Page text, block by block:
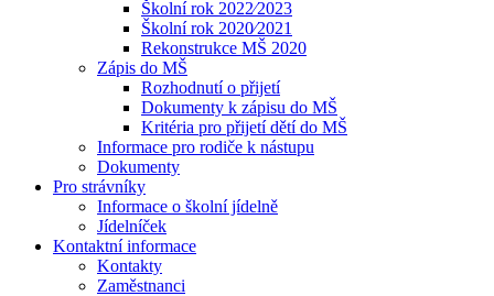
Školní rok 2022⁄2023
Školní rok 2020⁄2021
Rekonstrukce MŠ 2020
Zápis do MŠ
Rozhodnutí o přijetí
Dokumenty k zápisu do MŠ
Kritéria pro přijetí dětí do MŠ
Informace pro rodiče k nástupu
Dokumenty
Pro strávníky
Informace o školní jídelně
Jídelníček
Kontaktní informace
Kontakty
Zaměstnanci